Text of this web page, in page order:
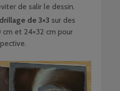
de salir le dessin.
de 3×3 sur des
et 24×32 cm pour